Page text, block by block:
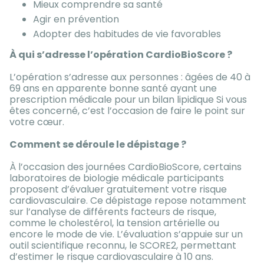
Mieux comprendre sa santé
Agir en prévention
Adopter des habitudes de vie favorables
À qui s’adresse l’opération CardioBioScore ?
L’opération s’adresse aux personnes : âgées de 40 à
69 ans en apparente bonne santé ayant une
prescription médicale pour un bilan lipidique Si vous
êtes concerné, c’est l’occasion de faire le point sur
votre cœur.
Comment se déroule le dépistage ?
À l’occasion des journées CardioBioScore, certains
laboratoires de biologie médicale participants
proposent d’évaluer gratuitement votre risque
cardiovasculaire. Ce dépistage repose notamment
sur l’analyse de différents facteurs de risque,
comme le cholestérol, la tension artérielle ou
encore le mode de vie. L’évaluation s’appuie sur un
outil scientifique reconnu, le SCORE2, permettant
d’estimer le risque cardiovasculaire à 10 ans.